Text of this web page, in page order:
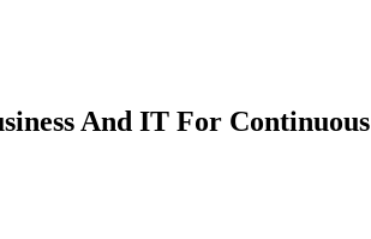
And IT For Continuous